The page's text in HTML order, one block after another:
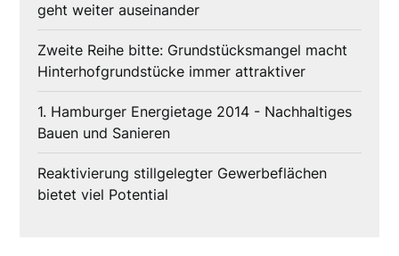
geht weiter auseinander
Zweite Reihe bitte: Grundstücksmangel macht
Hinterhofgrundstücke immer attraktiver
1. Hamburger Energietage 2014 - Nachhaltiges
Bauen und Sanieren
Reaktivierung stillgelegter Gewerbeflächen
bietet viel Potential